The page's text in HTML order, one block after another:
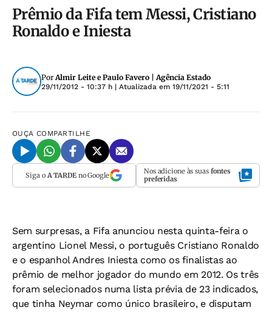
Prêmio da Fifa tem Messi, Cristiano
Ronaldo e Iniesta
PorAlmir Leite e Paulo Favero | Agência Estado
29/11/2012 - 10:37 h | Atualizada em 19/11/2021 - 5:11
OUÇA COMPARTILHE
Siga o A TARDEno Google Nos adicione às suas fontes
preferidas
Sem surpresas, a Fifa anunciou nesta quinta-feira o
argentino Lionel Messi, o português Cristiano Ronaldo
e o espanhol Andres Iniesta como os finalistas ao
prêmio de melhor jogador do mundo em 2012. Os três
foram selecionados numa lista prévia de 23 indicados,
que tinha Neymar como único brasileiro, e disputam